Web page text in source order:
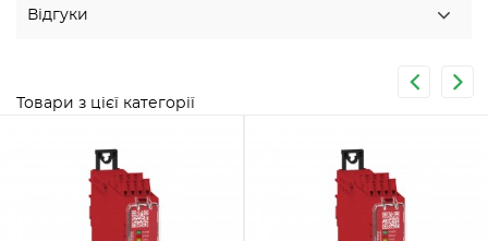
Відгуки
Товари з цієї категорії